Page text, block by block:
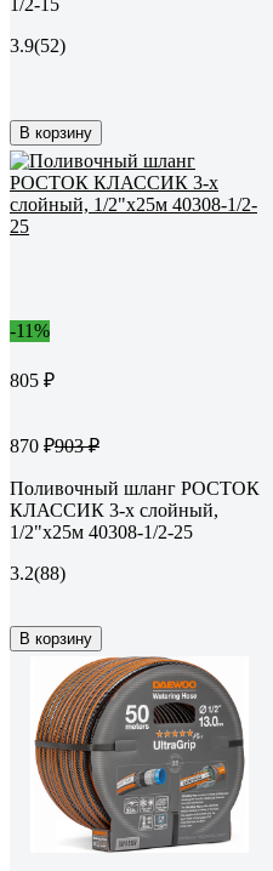
3.9(52)
В корзину
-11%
805 ₽
870 ₽903 ₽
Поливочный шланг РОСТОК
КЛАССИК 3-х слойный,
1/2"х25м 40308-1/2-25
3.2(88)
В корзину